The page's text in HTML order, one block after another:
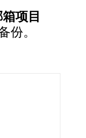
项目
份。